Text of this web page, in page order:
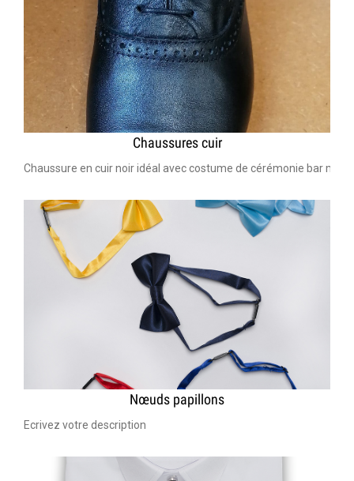
Chaussures cuir
Chaussure en cuir noir idéal avec costume de cérémonie bar
Nœuds papillons
Ecrivez votre description